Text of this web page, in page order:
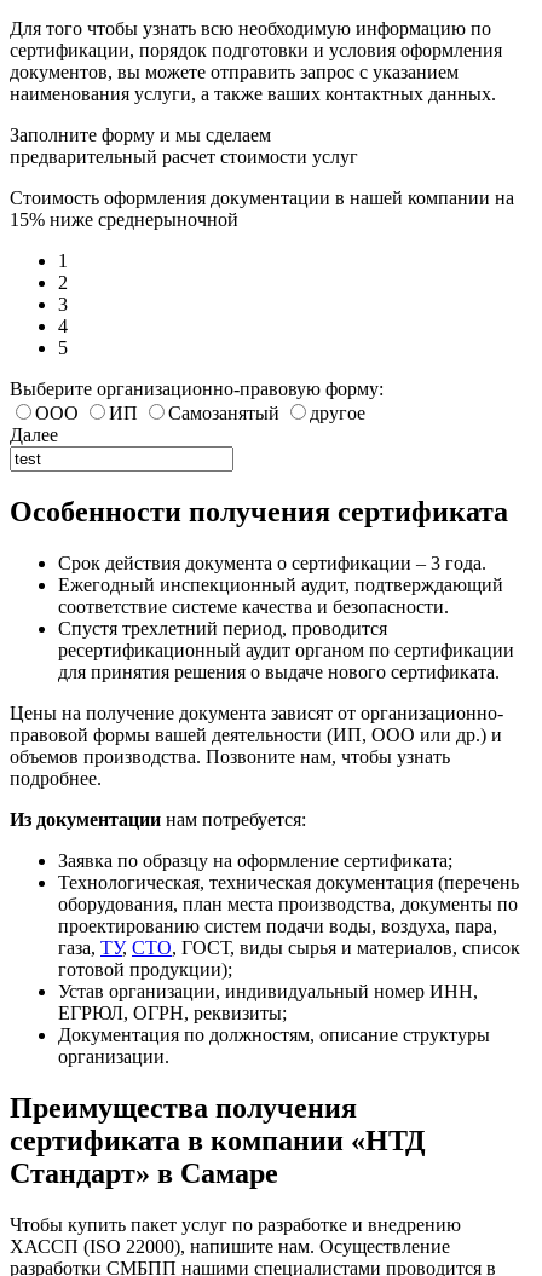
Для того чтобы узнать всю необходимую информацию по
сертификации, порядок подготовки и условия оформления
документов, вы можете отправить запрос с указанием
наименования услуги, а также ваших контактных данных.
Заполните форму и мы сделаем
предварительный расчет стоимости услуг
Стоимость оформления документации в нашей компании на
15% ниже среднерыночной
1
2
3
4
5
Выберите организационно-правовую форму:
ООО
ИП Самозанятый
другое
Далее
Особенности получения сертификата
Срок действия документа о сертификации – 3 года.
Ежегодный инспекционный аудит, подтверждающий
соответствие системе качества и безопасности.
Спустя трехлетний период, проводится
ресертификационный аудит органом по сертификации
для принятия решения о выдаче нового сертификата.
Цены на получение документа зависят от организационно-
правовой формы вашей деятельности (ИП, ООО или др.) и
объемов производства. Позвоните нам, чтобы узнать
подробнее.
Из документации нам потребуется:
Заявка по образцу на оформление сертификата;
Технологическая, техническая документация (перечень
оборудования, план места производства, документы по
проектированию систем подачи воды, воздуха, пара,
газа, ТУ, СТО, ГОСТ, виды сырья и материалов, список
готовой продукции);
Устав организации, индивидуальный номер ИНН,
ЕГРЮЛ, ОГРН, реквизиты;
Документация по должностям, описание структуры
организации.
Преимущества получения
сертификата в компании «НТД
Стандарт» в Самаре
Чтобы купить пакет услуг по разработке и внедрению
ХАССП (ISO 22000), напишите нам. Осуществление
разработки СМБПП нашими специалистами проводится в